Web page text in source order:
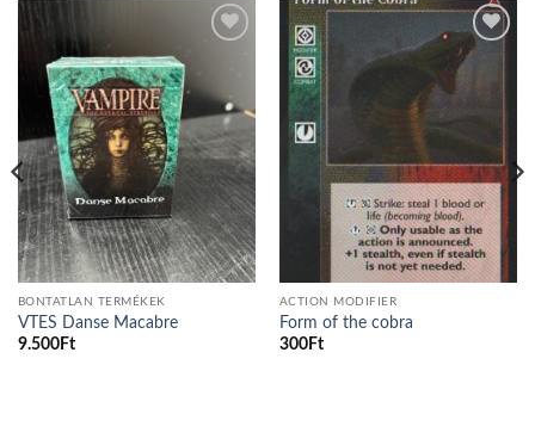
BONTATLAN TERMÉKEK
VTES Danse Macabre
9.500Ft
Add to
ACTION MODIFIER
Form of the cobra
300Ft